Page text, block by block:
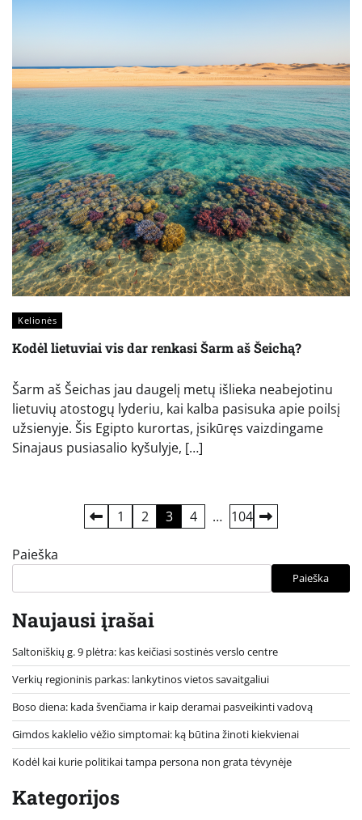
Kelionės
Kodėl lietuviai vis dar renkasi Šarm aš Šeichą?
Šarm aš Šeichas jau daugelį metų išlieka neabejotinu
lietuvių atostogų lyderiu, kai kalba pasisuka apie poilsį
užsienyje. Šis Egipto kurortas, įsikūręs vaizdingame
Sinajaus pusiasalio kyšulyje, […]
puslapiavimas
1 2 3 4 … 104
Paieška
Paieška
Naujausi įrašai
Saltoniškių g. 9 plėtra: kas keičiasi sostinės verslo centre
Verkių regioninis parkas: lankytinos vietos savaitgaliui
Boso diena: kada švenčiama ir kaip deramai pasveikinti vadovą
Gimdos kaklelio vėžio simptomai: ką būtina žinoti kiekvienai
Kodėl kai kurie politikai tampa persona non grata tėvynėje
Kategorijos